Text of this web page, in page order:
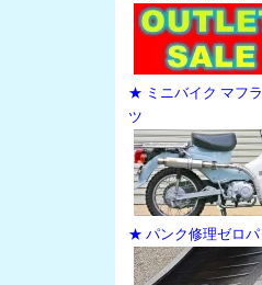
★ ミニバイク マフ
ツ
★ パンク修理ゼロパ